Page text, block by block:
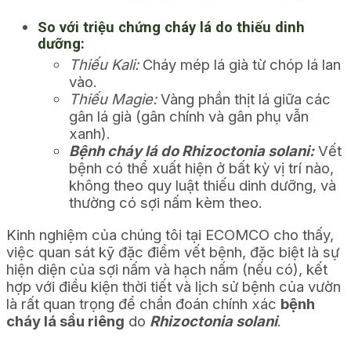
So với triệu chứng cháy lá do thiếu dinh
dưỡng:
Thiếu Kali:Cháy mép lá già từ chóp lá lan
vào.
Thiếu Magie:Vàng phần thịt lá giữa các
gân lá già (gân chính và gân phụ vẫn
xanh).
Bệnh cháy lá do Rhizoctonia solani:Vết
bệnh có thể xuất hiện ở bất kỳ vị trí nào,
không theo quy luật thiếu dinh dưỡng, và
thường có sợi nấm kèm theo.
Kinh nghiệm của chúng tôi tại ECOMCO cho thấy,
việc quan sát kỹ đặc điểm vết bệnh, đặc biệt là sự
hiện diện của sợi nấm và hạch nấm (nếu có), kết
hợp với điều kiện thời tiết và lịch sử bệnh của vườn
là rất quan trọng để chẩn đoán chính xác bệnh
cháy lá sầu riêng do Rhizoctonia solani.